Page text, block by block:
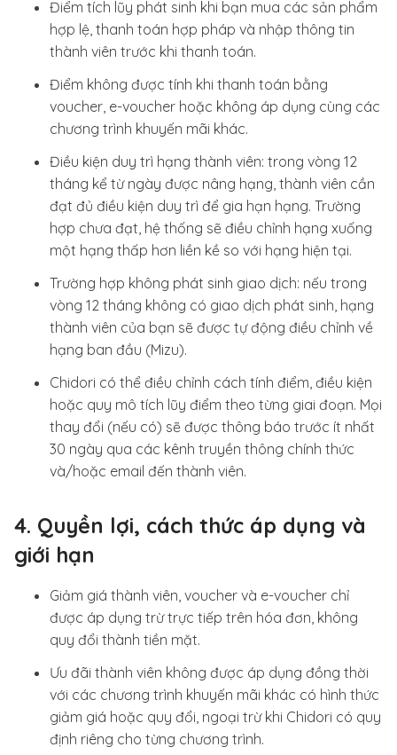
Điểm tích lũy phát sinh khi bạn mua các sản phẩm
hợp lệ, thanh toán hợp pháp và nhập thông tin
thành viên trước khi thanh toán.
Điểm không được tính khi thanh toán bằng
voucher, e-voucher hoặc không áp dụng cùng các
chương trình khuyến mãi khác.
Điều kiện duy trì hạng thành viên: trong vòng 12
tháng kể từ ngày được nâng hạng, thành viên cần
đạt đủ điều kiện duy trì để gia hạn hạng. Trường
hợp chưa đạt, hệ thống sẽ điều chỉnh hạng xuống
một hạng thấp hơn liền kề so với hạng hiện tại.
Trường hợp không phát sinh giao dịch: nếu trong
vòng 12 tháng không có giao dịch phát sinh, hạng
thành viên của bạn sẽ được tự động điều chỉnh về
hạng ban đầu (Mizu).
Chidori có thể điều chỉnh cách tính điểm, điều kiện
hoặc quy mô tích lũy điểm theo từng giai đoạn. Mọi
thay đổi (nếu có) sẽ được thông báo trước ít nhất
30 ngày qua các kênh truyền thông chính thức
và/hoặc email đến thành viên.
4. Quyền lợi, cách thức áp dụng và
giới hạn
Giảm giá thành viên, voucher và e-voucher chỉ
được áp dụng trừ trực tiếp trên hóa đơn, không
quy đổi thành tiền mặt.
Ưu đãi thành viên không được áp dụng đồng thời
với các chương trình khuyến mãi khác có hình thức
giảm giá hoặc quy đổi, ngoại trừ khi Chidori có quy
định riêng cho từng chương trình.